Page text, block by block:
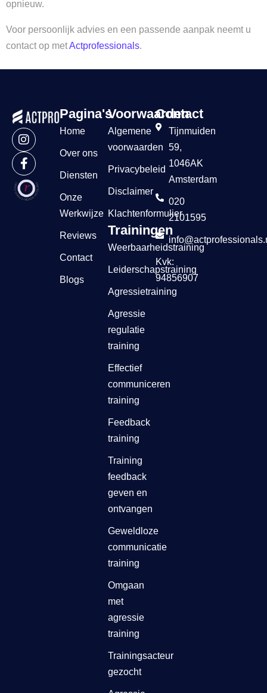
opnieuw.
Voor persoonlijk advies en een passende aanpak neemt u
contact op metActprofessionals.
Pagina's
Home
Over ons
Diensten
Onze
Werkwijze
Reviews
Contact
Blogs
Voorwaarden
Algemene
voorwaarden
Privacybeleid
Disclaimer
Klachtenformulier
Trainingen
Weerbaarheidstraining
Leiderschapstraining
Agressietraining
Agressie
regulatie
training
Effectief
communiceren
training
Feedback
training
Training
feedback
geven en
ontvangen
Geweldloze
communicatie
training
Omgaan
met
agressie
training
Trainingsacteur
gezocht
Contact
Tijnmuiden
59,
1046AK
Amsterdam
020
2101595
Kvk:
94856907